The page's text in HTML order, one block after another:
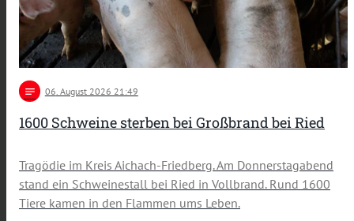
notes 06 . August 2026 21:49
1600 Schweine sterben bei Großbrand bei Ried
Tragödie im Kreis Aichach-Friedberg. Am Donnerstagabend
stand ein Schweinestall bei Ried in Vollbrand. Rund 1600
Tiere kamen in den Flammen ums Leben.